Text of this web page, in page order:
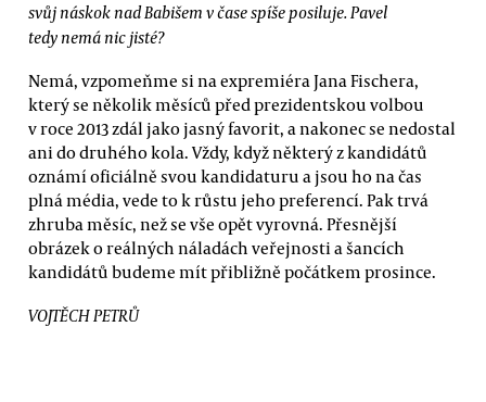
svůj náskok nad Babišem v čase spíše posiluje. Pavel
tedy nemá nic jisté?
Nemá, vzpomeňme si na expremiéra Jana Fischera,
který se několik měsíců před prezidentskou volbou
v roce 2013 zdál jako jasný favorit, a nakonec se nedostal
ani do druhého kola. Vždy, když některý z kandidátů
oznámí oficiálně svou kandidaturu a jsou ho na čas
plná média, vede to k růstu jeho preferencí. Pak trvá
zhruba měsíc, než se vše opět vyrovná. Přesnější
obrázek o reálných náladách veřejnosti a šancích
kandidátů budeme mít přibližně počátkem prosince.
VOJTĚCH PETRŮ